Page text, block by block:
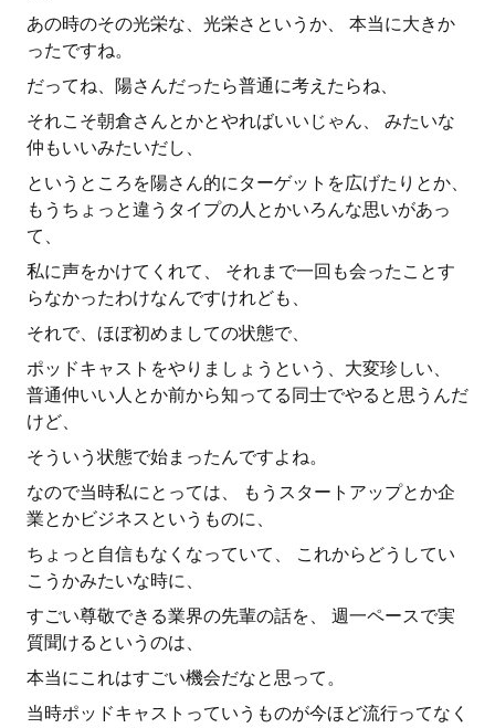
あの時のその光栄な、光栄さというか、 本当に大きか
ったですね。
だってね、陽さんだったら普通に考えたらね、
それこそ朝倉さんとかとやればいいじゃん、 みたいな
仲もいいみたいだし、
というところを陽さん的にターゲットを広げたりとか、
もうちょっと違うタイプの人とかいろんな思いがあっ
て、
私に声をかけてくれて、 それまで一回も会ったことす
らなかったわけなんですけれども、
それで、ほぼ初めましての状態で、
ポッドキャストをやりましょうという、大変珍しい、
普通仲いい人とか前から知ってる同士でやると思うんだ
けど、
そういう状態で始まったんですよね。
なので当時私にとっては、 もうスタートアップとか企
業とかビジネスというものに、
ちょっと自信もなくなっていて、 これからどうしてい
こうかみたいな時に、
すごい尊敬できる業界の先輩の話を、 週一ペースで実
質聞けるというのは、
本当にこれはすごい機会だなと思って。
当時ポッドキャストっていうものが今ほど流行ってなく